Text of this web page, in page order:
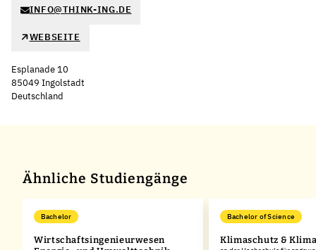
INFO@THINK-ING.DE
WEBSEITE
Esplanade 10
85049 Ingolstadt
Deutschland
Ähnliche Studiengänge
Bachelor
Wirtschaftsingenieurwesen
Bachelor of Science
Klimaschutz &